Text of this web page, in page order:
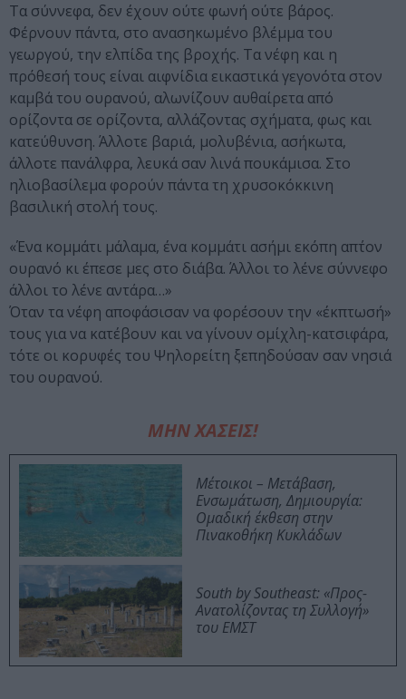
Τα σύννεφα, δεν έχουν ούτε φωνή ούτε βάρος.
Φέρνουν πάντα, στο ανασηκωμένο βλέμμα του
γεωργού, την ελπίδα της βροχής. Τα νέφη και η
πρόθεσή τους είναι αιφνίδια εικαστικά γεγονότα στον
καμβά του ουρανού, αλωνίζουν αυθαίρετα από
ορίζοντα σε ορίζοντα, αλλάζοντας σχήματα, φως και
κατεύθυνση. Άλλοτε βαριά, μολυβένια, ασήκωτα,
άλλοτε πανάλφρα, λευκά σαν λινά πουκάμισα. Στο
ηλιοβασίλεμα φορούν πάντα τη χρυσοκόκκινη
βασιλική στολή τους.
«Ένα κομμάτι μάλαμα, ένα κομμάτι ασήμι εκόπη απ΄τον
ουρανό κι έπεσε μες στο διάβα. Άλλοι το λένε σύννεφο
άλλοι το λένε αντάρα…»
Όταν τα νέφη αποφάσισαν να φορέσουν την «έκπτωσή»
τους για να κατέβουν και να γίνουν ομίχλη-κατσιφάρα,
τότε οι κορυφές του Ψηλορείτη ξεπηδούσαν σαν νησιά
του ουρανού.
ΜΗΝ ΧΑΣΕΙΣ!
Μέτοικοι – Μετάβαση,
Ενσωμάτωση, Δημιουργία:
Ομαδική έκθεση στην
Πινακοθήκη Κυκλάδων
South by Southeast: «Προς-
Ανατολίζοντας τη Συλλογή»
του ΕΜΣΤ